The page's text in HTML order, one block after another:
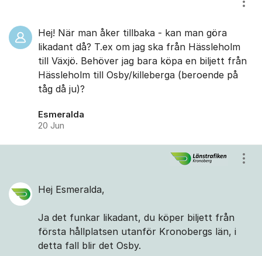
Hej! När man åker tillbaka - kan man göra
likadant då? T.ex om jag ska från Hässleholm
till Växjö. Behöver jag bara köpa en biljett från
Hässleholm till Osby/killeberga (beroende på
tåg då ju)?
Esmeralda
20 Jun
Hej Esmeralda,
Ja det funkar likadant, du köper biljett från
första hållplatsen utanför Kronobergs län, i
detta fall blir det Osby.